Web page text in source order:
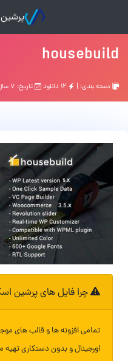
housebuild
دسته بندی: | تاریخ: ۷ سال قبل
چرا فایل های پرشین
تمامی افزونه ها و قالب های
اورجینال و بدون دستکاری